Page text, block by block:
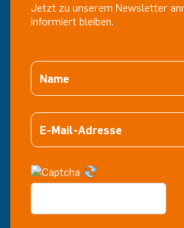
Jetzt zu unserem Newsletter
informiert bleiben.